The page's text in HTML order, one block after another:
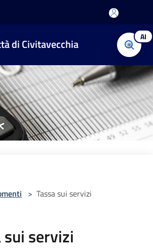
di Civitavecchia AI
> Tassa sui servizi
sui servizi